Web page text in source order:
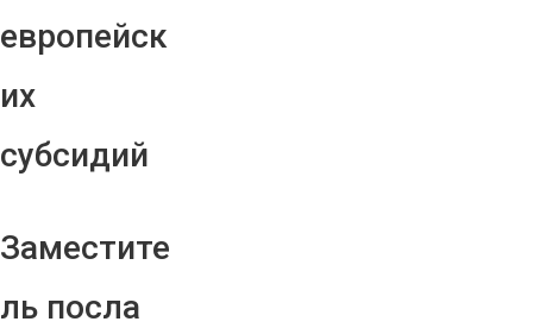
европейск
их
субсидий
Заместите
ль посла